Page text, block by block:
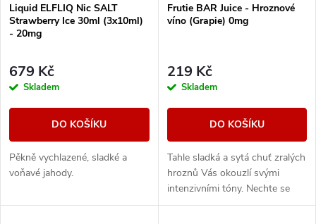
Liquid ELFLIQ Nic SALT
Strawberry Ice 30ml (3x10ml)
- 20mg
679 Kč
Skladem
DO KOŠÍKU
Pěkně vychlazené, sladké a
voňavé jahody.
Frutie BAR Juice - Hroznové
víno (Grapie) 0mg
219 Kč
Skladem
DO KOŠÍKU
Tahle sladká a sytá chuť zralých
hroznů Vás okouzlí svými
intenzivními tóny. Nechte se
unést plnou a neskutečně